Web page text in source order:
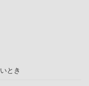
とき